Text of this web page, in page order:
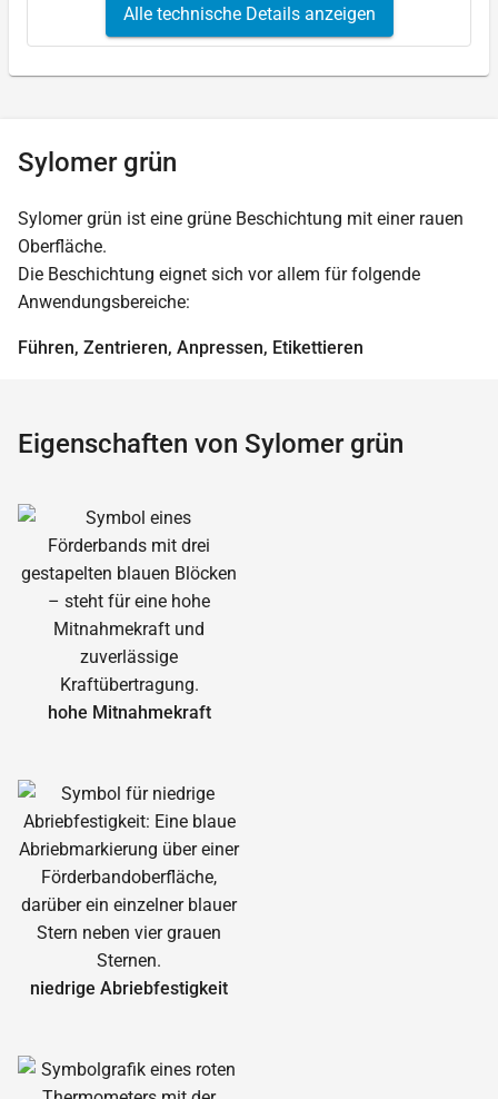
Alle technische Details anzeigen
Sylomer grün
Sylomer grün ist eine grüne Beschichtung mit einer rauen
Oberfläche.
Die Beschichtung eignet sich vor allem für folgende
Anwendungsbereiche:
Führen, Zentrieren, Anpressen, Etikettieren
Eigenschaften von Sylomer grün
hohe Mitnahmekraft
niedrige Abrieb­festigkeit